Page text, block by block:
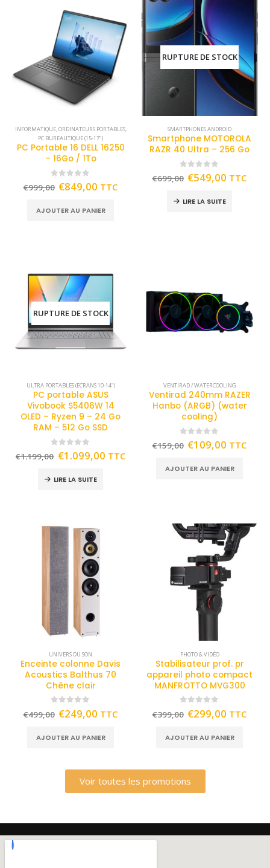
INFORMATIQUE,ORDINATEURS PORTABLES,
PC BUREAUTIQUE (15-17")
PC Portable 16 DELL 16250
– 16Go / 1To
out of 5
€999,00 €849,00 TTC
AJOUTER AU PANIER
RUPTURE DE STOCK
SMARTPHONES ANDROID
Smartphone MOTOROLA
RAZR 40 Ultra – 256 Go
out of 5
€699,00 €549,00 TTC
LIRE LA SUITE
RUPTURE DE STOCK
ULTRA PORTABLES (ECRANS 10-14")
PC portable ASUS
Vivobook S5406W 14
OLED – Ryzen 9 – 24 Go
RAM – 512 Go SSD
out of 5
€1.199,00 €1.099,00 TTC
LIRE LA SUITE
VENTIRAD / WATERCOOLING
Ventirad 240mm RAZER
Hanbo (ARGB) (water
cooling)
out of 5
€159,00 €109,00 TTC
AJOUTER AU PANIER
UNIVERS DU SON
Enceinte colonne Davis
Acoustics Balthus 70
Chêne clair
out of 5
€499,00 €249,00 TTC
AJOUTER AU PANIER
PHOTO & VIDÉO
Stabilisateur prof. pr
appareil photo compact
MANFROTTO MVG300
out of 5
€399,00 €299,00 TTC
AJOUTER AU PANIER
Voir toutes les promotions